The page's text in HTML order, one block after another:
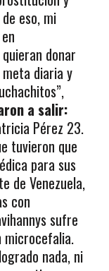
eso, mi
donar
diaria y
a salir:
Pérez 23.
tuvieron que
para sus
de Venezuela,
con
sufre
microcefalia.
nada, ni